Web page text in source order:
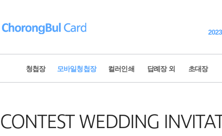
청첩장 모바일청첩장 컬러인쇄 답례장 외 초대장
CONTEST WEDDING모바일 청첩장
신상품